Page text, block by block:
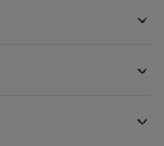
expand_more
expand_more
expand_more